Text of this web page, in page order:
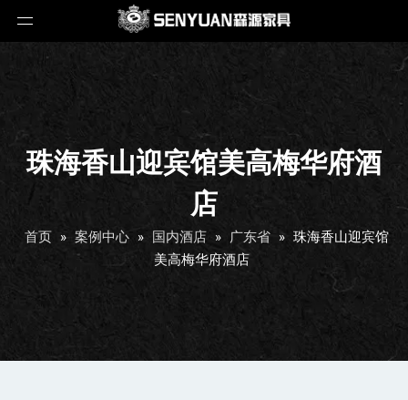
珠海香山迎宾馆美高梅华府酒
店
首页 » 案例中心 » 国内酒店 » 广东省 » 珠海香山迎宾馆
美高梅华府酒店